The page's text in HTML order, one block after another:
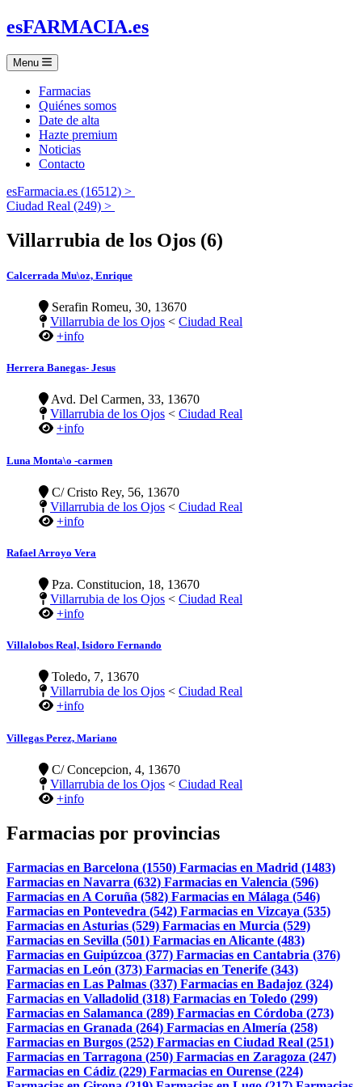
esFARMACIA.es
Menu
Farmacias
Quiénes somos
Date de alta
Hazte premium
Noticias
Contacto
esFarmacia.es (16512) >
Ciudad Real (249) >
Villarrubia de los Ojos (6)
Calcerrada Mu\oz, Enrique
Serafin Romeu, 30, 13670
Villarrubia de los Ojos < Ciudad Real
+info
Herrera Banegas- Jesus
Avd. Del Carmen, 33, 13670
Villarrubia de los Ojos < Ciudad Real
+info
Luna Monta\o -carmen
C/ Cristo Rey, 56, 13670
Villarrubia de los Ojos < Ciudad Real
+info
Rafael Arroyo Vera
Pza. Constitucion, 18, 13670
Villarrubia de los Ojos < Ciudad Real
+info
Villalobos Real, Isidoro Fernando
Toledo, 7, 13670
Villarrubia de los Ojos < Ciudad Real
+info
Villegas Perez, Mariano
C/ Concepcion, 4, 13670
Villarrubia de los Ojos < Ciudad Real
+info
Farmacias por provincias
Farmacias en Barcelona (1550) Farmacias en Madrid (1483)
Farmacias en Navarra (632) Farmacias en Valencia (596)
Farmacias en A Coruña (582) Farmacias en Málaga (546)
Farmacias en Pontevedra (542) Farmacias en Vizcaya (535)
Farmacias en Asturias (529) Farmacias en Murcia (529)
Farmacias en Sevilla (501) Farmacias en Alicante (483)
Farmacias en Guipúzcoa (377) Farmacias en Cantabria (376)
Farmacias en León (373) Farmacias en Tenerife (343)
Farmacias en Las Palmas (337) Farmacias en Badajoz (324)
Farmacias en Valladolid (318) Farmacias en Toledo (299)
Farmacias en Salamanca (289) Farmacias en Córdoba (273)
Farmacias en Granada (264) Farmacias en Almería (258)
Farmacias en Burgos (252) Farmacias en Ciudad Real (251)
Farmacias en Tarragona (250) Farmacias en Zaragoza (247)
Farmacias en Cádiz (229) Farmacias en Ourense (224)